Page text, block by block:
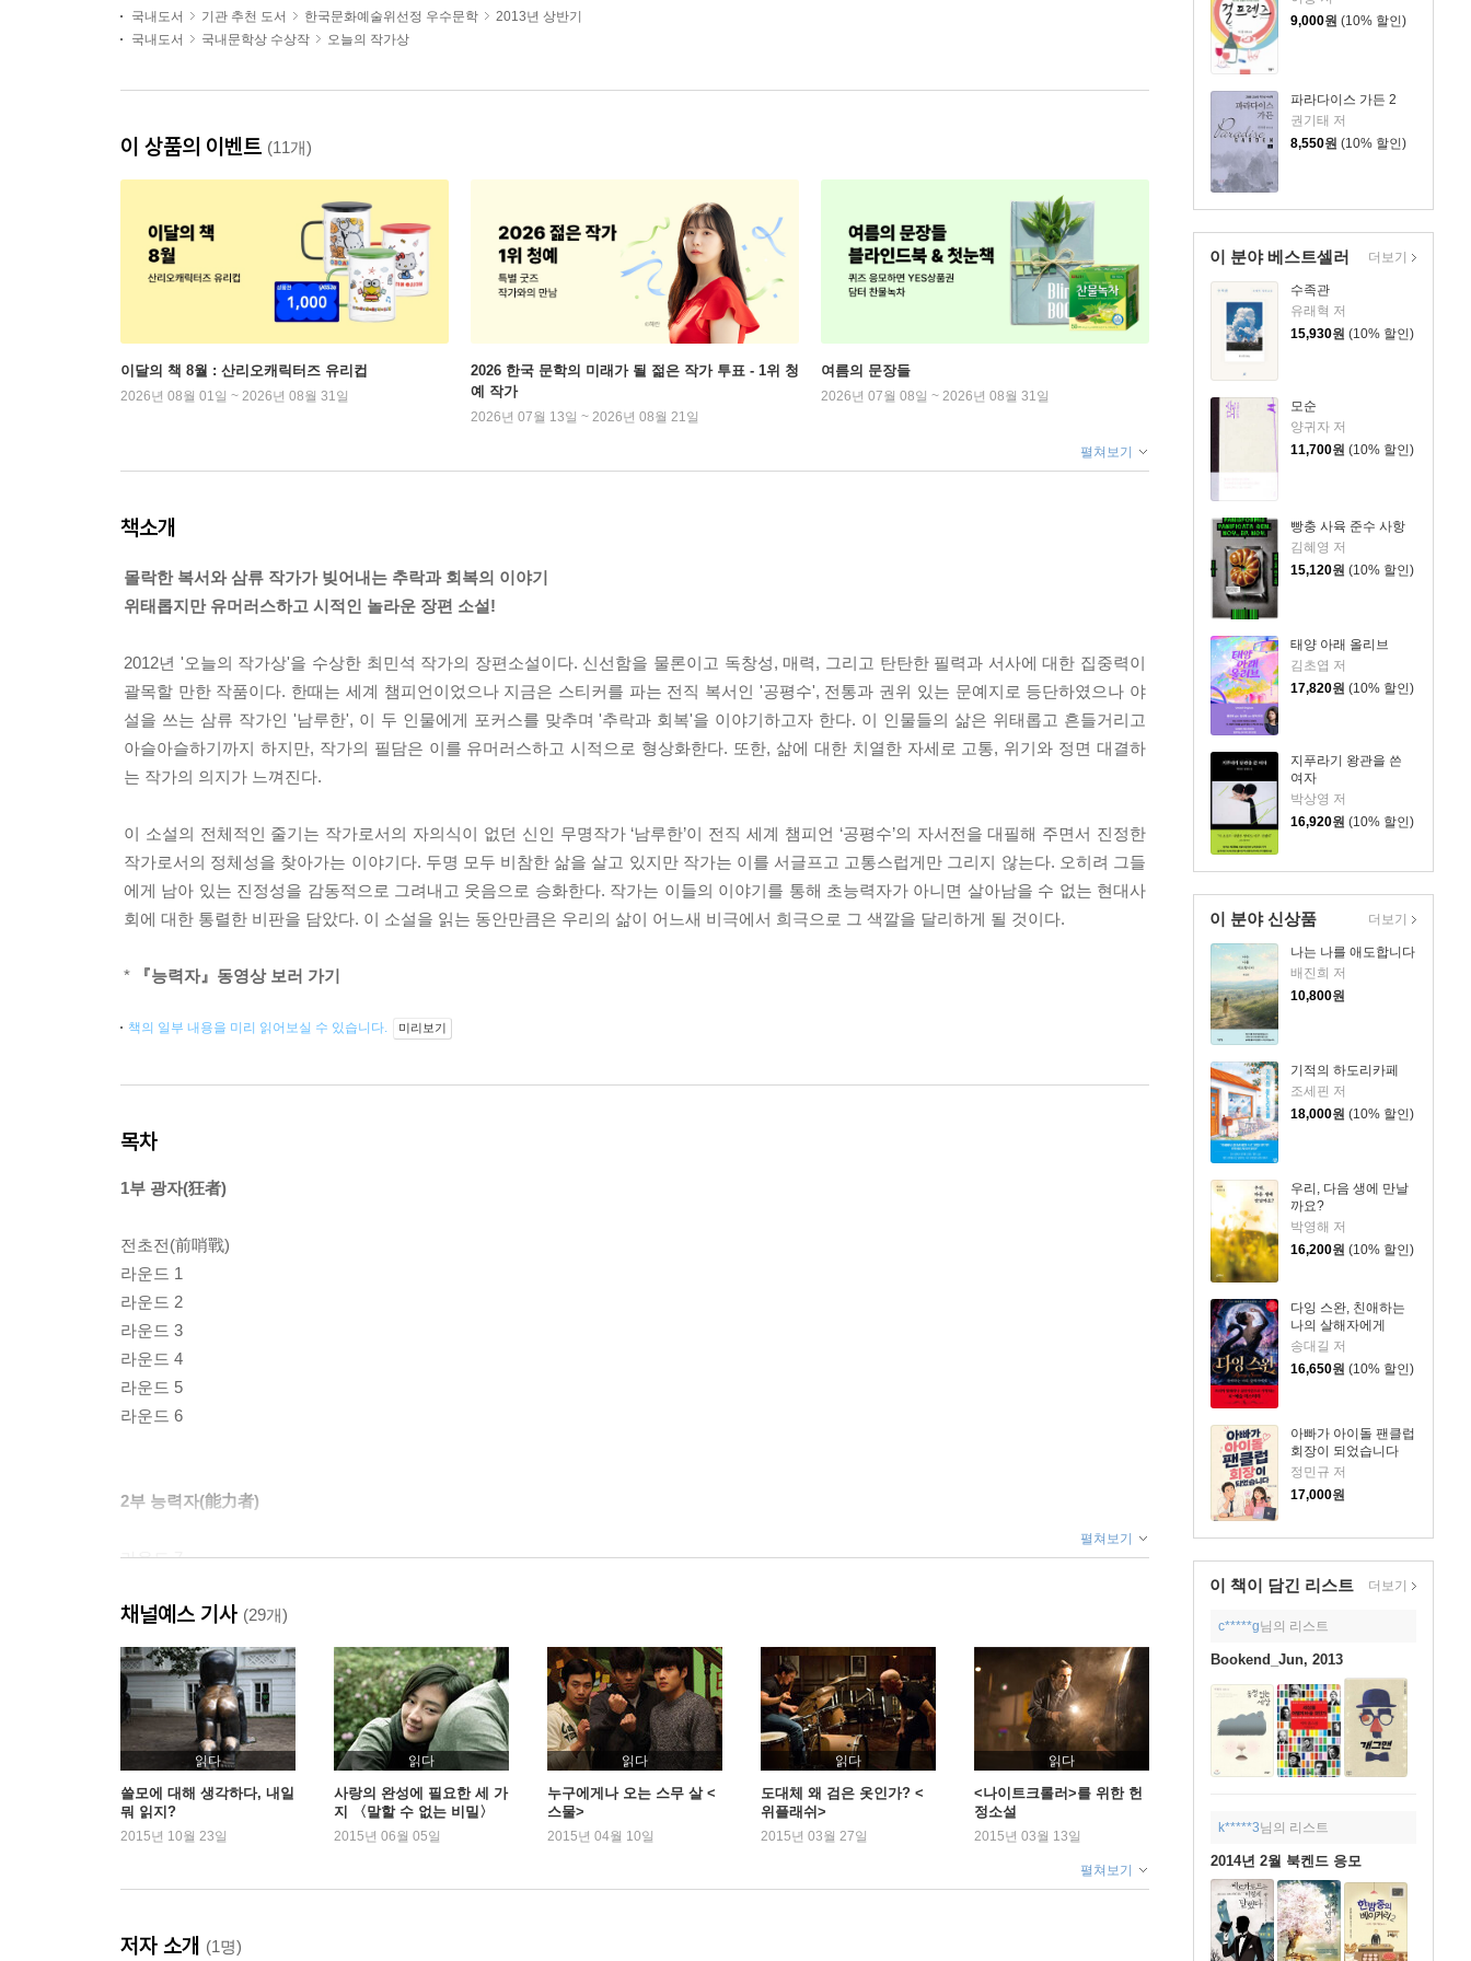
9,000원 (10% 할인)
파라다이스 가든 2
권기태 저
8,550원 (10% 할인)
이 분야 베스트셀러
수족관
유래혁 저
15,930원 (10% 할인)
모순
양귀자 저
11,700원 (10% 할인)
빵충 사육 준수 사항
김혜영 저
15,120원 (10% 할인)
태양 아래 올리브
김초엽 저
17,820원 (10% 할인)
지푸라기 왕관을 쓴
여자
박상영 저
16,920원 (10% 할인)
더보기
이 분야 신상품
나는 나를 애도합니다
배진희 저
10,800원
기적의 하도리카페
조세핀 저
18,000원 (10% 할인)
우리, 다음 생에 만날
까요?
박영해 저
16,200원 (10% 할인)
다잉 스완, 친애하는
나의 살해자에게
송대길 저
16,650원 (10% 할인)
아빠가 아이돌 팬클럽
회장이 되었습니다
정민규 저
17,000원
더보기
이 책이 담긴 리스트 더보기
c*****g님의 리스트
Bookend_Jun, 2013
k*****3님의 리스트
2014년 2월 북켄드 응모
국내도서 기관 추천 도서 한국문화예술위선정 우수문학
2013년 상반기
국내도서
국내문학상 수상작 오늘의 작가상
이 상품의 이벤트 (11개)
이달의 책 8월 : 산리오캐릭터즈 유리컵
2026년 08월 01일 ~ 2026년 08월 31일
2026 한국 문학의 미래가 될 젊은 작가 투표 - 1위 청
예 작가
2026년 07월 13일 ~ 2026년 08월 21일
여름의 문장들
2026년 07월 08일 ~ 2026년 08월 31일
펼쳐보기
책소개
몰락한 복서와 삼류 작가가 빚어내는 추락과 회복의 이야기
위태롭지만 유머러스하고 시적인 놀라운 장편 소설!
2012년 '오늘의 작가상'을 수상한 최민석 작가의 장편소설이다. 신선함을 물론이고 독창성, 매력, 그리고 탄탄한 필력과 서사에 대한 집중력이
괄목할 만한 작품이다. 한때는 세계 챔피언이었으나 지금은 스티커를 파는 전직 복서인 '공평수', 전통과 권위 있는 문예지로 등단하였으나 야
설을 쓰는 삼류 작가인 '남루한', 이 두 인물에게 포커스를 맞추며 '추락과 회복'을 이야기하고자 한다. 이 인물들의 삶은 위태롭고 흔들거리고
아슬아슬하기까지 하지만, 작가의 필담은 이를 유머러스하고 시적으로 형상화한다. 또한, 삶에 대한 치열한 자세로 고통, 위기와 정면 대결하
는 작가의 의지가 느껴진다.
이 소설의 전체적인 줄기는 작가로서의 자의식이 없던 신인 무명작가 ‘남루한’이 전직 세계 챔피언 ‘공평수’의 자서전을 대필해 주면서 진정한
작가로서의 정체성을 찾아가는 이야기다. 두명 모두 비참한 삶을 살고 있지만 작가는 이를 서글프고 고통스럽게만 그리지 않는다. 오히려 그들
에게 남아 있는 진정성을 감동적으로 그려내고 웃음으로 승화한다. 작가는 이들의 이야기를 통해 초능력자가 아니면 살아남을 수 없는 현대사
회에 대한 통렬한 비판을 담았다. 이 소설을 읽는 동안만큼은 우리의 삶이 어느새 비극에서 희극으로 그 색깔을 달리하게 될 것이다.
* 『능력자』동영상 보러 가기
책의 일부 내용을 미리 읽어보실 수 있습니다. 미리보기
목차
1부 광자(狂者)
전초전(前哨戰)
라운드 1
라운드 2
라운드 3
라운드 4
라운드 5
라운드 6
2부 능력자(能力者)
라운드 7
라운드 9
라운드 10
라운드 11
라운드 12
재기전(再起戰)
펼쳐보기
채널예스 기사 (29개)
읽다
쓸모에 대해 생각하다, 내일
뭐 읽지?
2015년 10월 23일
읽다
사랑의 완성에 필요한 세 가
지 〈말할 수 없는 비밀〉
2015년 06월 05일
읽다
누구에게나 오는 스무 살 <
스물>
2015년 04월 10일
읽다
도대체 왜 검은 옷인가? <
위플래쉬>
2015년 03월 27일
읽다
<나이트크롤러>를 위한 헌
정소설
2015년 03월 13일
펼쳐보기
저자 소개 (1명)